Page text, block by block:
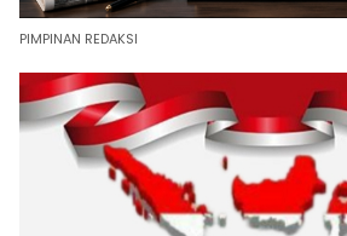
PIMPINAN REDAKSI